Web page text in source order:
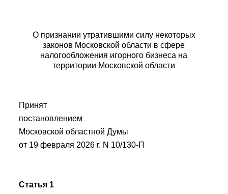
О признании утратившими силу некоторых
законов Московской области в сфере
налогообложения игорного бизнеса на
территории Московской области
Принят
постановлением
Московской областной Думы
от 19 февраля 2026 г. N 10/130-П
Статья 1